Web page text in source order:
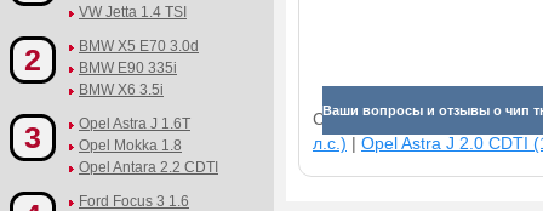
Ваши вопросы и отзывы о чип
Смотрите прибавки для
л.с.) | Opel Astra J 2.0 CDTI
VW Jetta 1.4 TSI
2
BMW X5 E70 3.0d
BMW E90 335i
BMW X6 3.5i
3
Opel Astra J 1.6T
Opel Mokka 1.8
Opel Antara 2.2 CDTI
Ford Focus 3 1.6